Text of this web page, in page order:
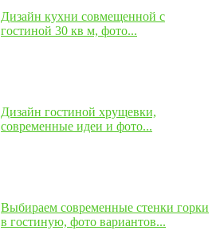
Дизайн кухни совмещенной с
гостиной 30 кв м, фото...
Дизайн гостиной хрущевки,
современные идеи и фото...
Выбираем современные стенки горки
в гостиную, фото вариантов...